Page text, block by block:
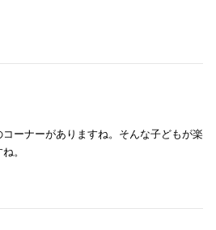
ーナーがありますね。そんな子どもが楽
。